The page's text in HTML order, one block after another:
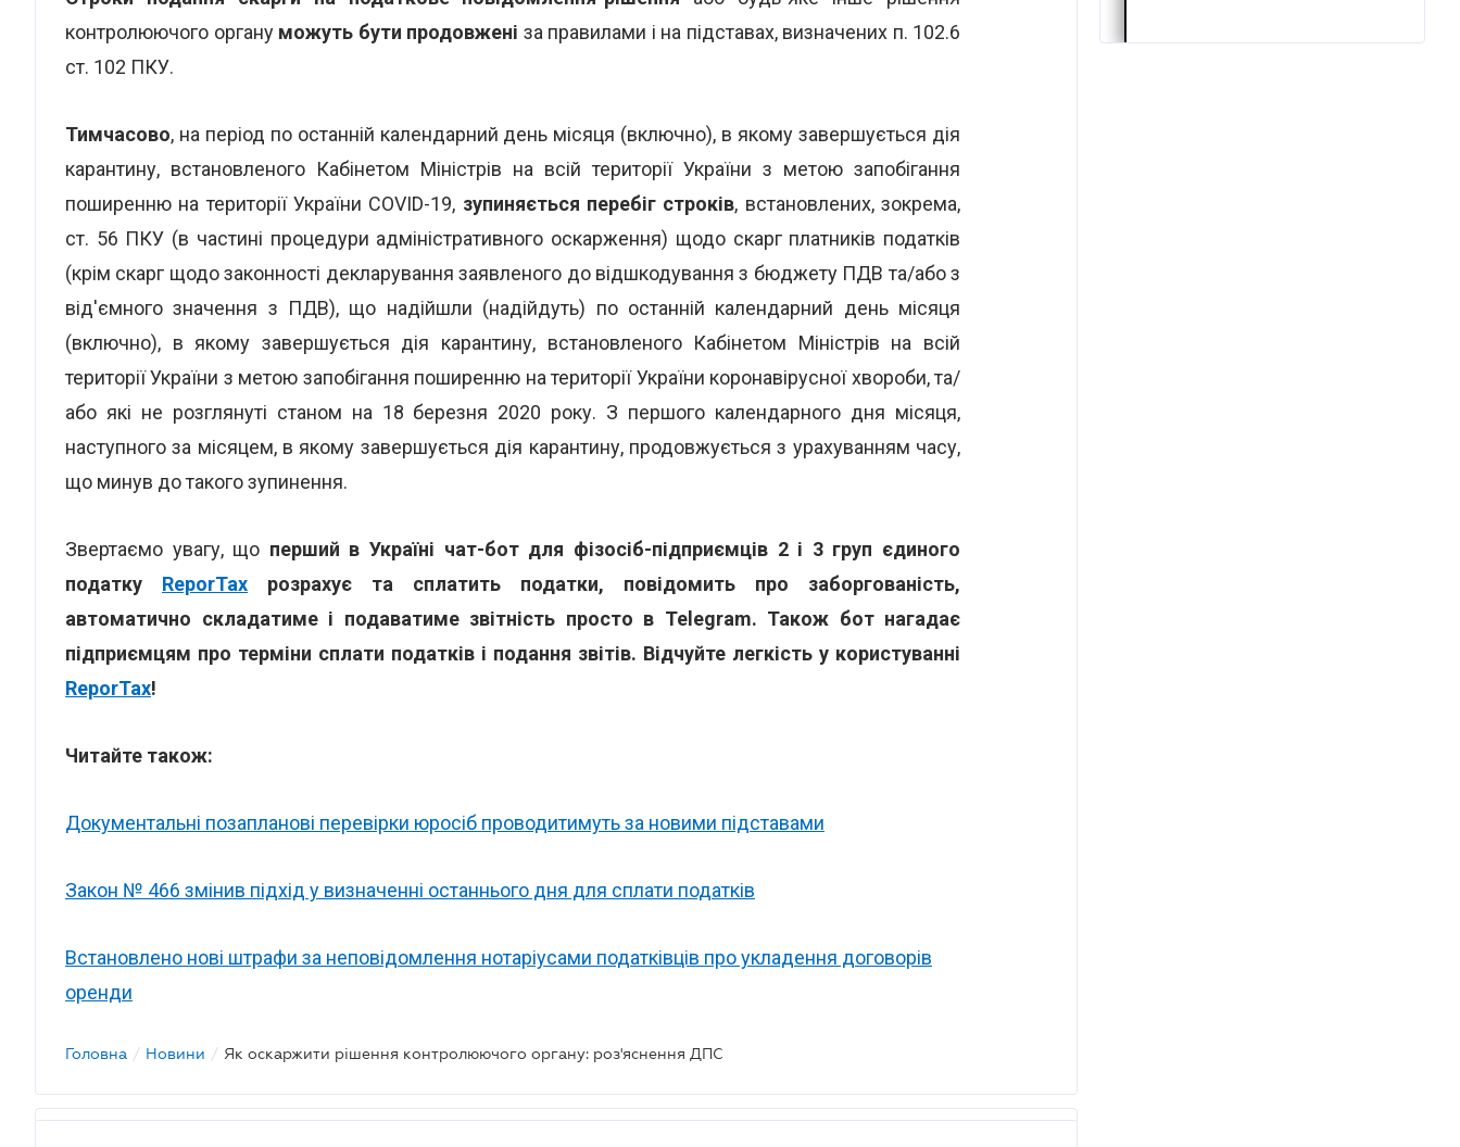
контролюючого органу можуть бути продовжені за правилами і на підставах, визначених п. 102.6
ст. 102 ПКУ.
Тимчасово, на період по останній календарний день місяця (включно), в якому завершується дія
карантину, встановленого Кабінетом Міністрів на всій території України з метою запобігання
поширенню на території України COVID-19, зупиняється перебіг строків, встановлених, зокрема,
ст. 56 ПКУ (в частині процедури адміністративного оскарження) щодо скарг платників податків
(крім скарг щодо законності декларування заявленого до відшкодування з бюджету ПДВ та/або з
від'ємного значення з ПДВ), що надійшли (надійдуть) по останній календарний день місяця
(включно), в якому завершується дія карантину, встановленого Кабінетом Міністрів на всій
території України з метою запобігання поширенню на території України коронавірусної хвороби, та/
або які не розглянуті станом на 18 березня 2020 року. З першого календарного дня місяця,
наступного за місяцем, в якому завершується дія карантину, продовжується з урахуванням часу,
що минув до такого зупинення.
Звертаємо увагу, що перший в Україні чат-бот для фізосіб-підприємців 2 і 3 груп єдиного
податку ReporTax розрахує та сплатить податки, повідомить про заборгованість,
автоматично складатиме і подаватиме звітність просто в Telegram. Також бот нагадає
підприємцям про терміни сплати податків і подання звітів. Відчуйте легкість у користуванні
ReporTax!
Читайте також:
Документальні позапланові перевірки юросіб проводитимуть за новими підставами
Закон № 466 змінив підхід у визначенні останнього дня для сплати податків
Встановлено нові штрафи за неповідомлення нотаріусами податківців про укладення договорів
оренди
Головна / Новини / Як оскаржити рішення контролюючого органу: роз'яснення ДПС